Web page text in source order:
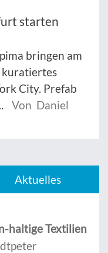
starten
bringen am
kuratiertes
City. Prefab
Von Daniel
Aktuelles
haltige Textilien